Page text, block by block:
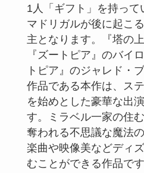
1人「ギフト」を持って
マドリガルが後に起こ
主となります。『塔の
『ズートピア』のバイ
トピア』のジャレド・
作品である本作は、ス
を始めとした豪華な出
す。ミラベル一家の住
奪われる不思議な魔法
楽曲や映像美などディ
むことができる作品です